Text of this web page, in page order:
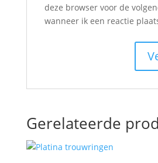
deze browser voor de
wanneer ik een reactie
Gerelateerde